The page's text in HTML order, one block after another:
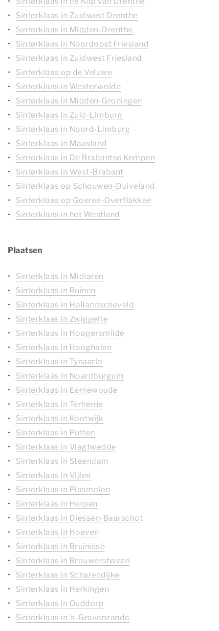
Sinterklaas in Zuidwest Drenthe
Sinterklaas in Midden-Drenthe
Sinterklaas in Noordoost Friesland
Sinterklaas in Zuidwest Friesland
Sinterklaas op de Veluwe
Sinterklaas in Westerwolde
Sinterklaas in Midden-Groningen
Sinterklaas in Zuid-Limburg
Sinterklaas in Noord-Limburg
Sinterklaas in Maasland
Sinterklaas in De Brabantse Kempen
Sinterklaas in West-Brabant
Sinterklaas op Schouwen-Duiveland
Sinterklaas op Goeree-Overflakkee
Sinterklaas in het Westland
Plaatsen
Sinterklaas in Midlaren
Sinterklaas in Ruinen
Sinterklaas in Hollandscheveld
Sinterklaas in Zwiggelte
Sinterklaas in Hoogersmilde
Sinterklaas in Hooghalen
Sinterklaas in Tynaarlo
Sinterklaas in Noardburgum
Sinterklaas in Eernewoude
Sinterklaas in Terherne
Sinterklaas in Kootwijk
Sinterklaas in Putten
Sinterklaas in Vlagtwedde
Sinterklaas in Steendam
Sinterklaas in Vijlen
Sinterklaas in Plasmolen
Sinterklaas in Herpen
Sinterklaas in Diessen-Baarschot
Sinterklaas in Hoeven
Sinterklaas in Bruinisse
Sinterklaas in Brouwershaven
Sinterklaas in Scharendijke
Sinterklaas in Herkingen
Sinterklaas in Ouddorp
Sinterklaas in 's-Gravenzande